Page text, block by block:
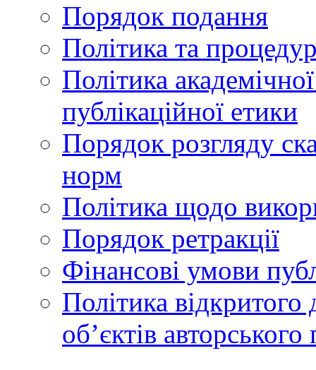
Порядок подання
Політика та
Політика
публікаційної етики
Порядок розгляду
норм
Політика щодо
Порядок ретракції
Фінансові умови
Політика
обʼєктів авторського